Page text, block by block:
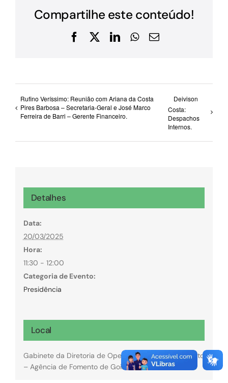
Compartilhe este conteúdo!
Facebook
X LinkedInWhatsApp
E-
Rufino Veríssimo: Reunião com Ariana da Costa
Pires Barbosa – Secretaria-Geral e José Marco
Ferreira de Barri – Gerente Financeiro.
Deivison
Costa:
Despachos
Internos.
Detalhes
Data:
20/03/2025
Hora:
11:30 - 12:00
Categoria de Evento:
Presidência
Local
Gabinete da Diretoria de Operações da GoiásFomento
– Agência de Fomento de Goiás.